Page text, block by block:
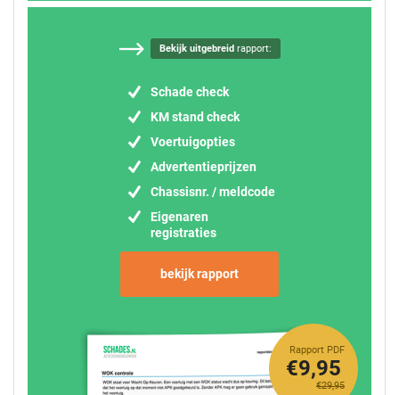
Bekijk uitgebreidrapport:
Schade check
KM stand check
Voertuigopties
Advertentieprijzen
Chassisnr. / meldcode
Eigenaren
registraties
bekijk rapport
Rapport PDF
€29,95
€9,95